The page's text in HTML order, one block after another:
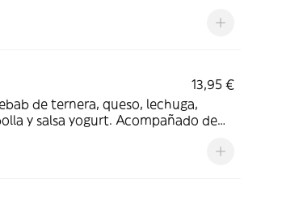
13,95 €
de ternera, queso, lechuga,
y salsa yogurt. Acompañado de